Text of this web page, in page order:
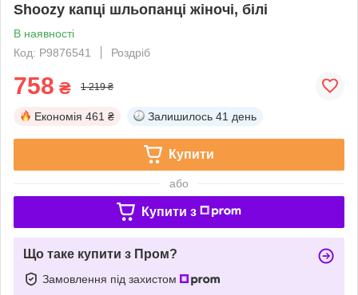
Shoozy капці шльопанці жіночі, білі
В наявності
Код: P9876541
Роздріб
758 ₴ 1 219 ₴
Економія 461 ₴ Залишилось 41 день
Купити
або
Купити з
Що таке купити з Пром?
Замовлення під захистом